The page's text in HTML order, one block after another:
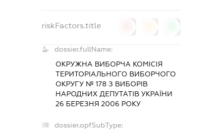
riskFactors.title
dossier.fullName:
ОКРУЖНА ВИБОРЧА КОМІСІЯ
ТЕРИТОРІАЛЬНОГО ВИБОРЧОГО
ОКРУГУ № 178 З ВИБОРІВ
НАРОДНИХ ДЕПУТАТІВ УКРАЇНИ
26 БЕРЕЗНЯ 2006 РОКУ
dossier.opfSubType: